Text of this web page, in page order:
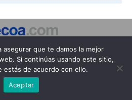
asegurar que te damos la mejor
Si continúas usando este sitio,
estás de acuerdo con ello.
Aceptar
Contacto
Todos los derechos reservados
Preferente